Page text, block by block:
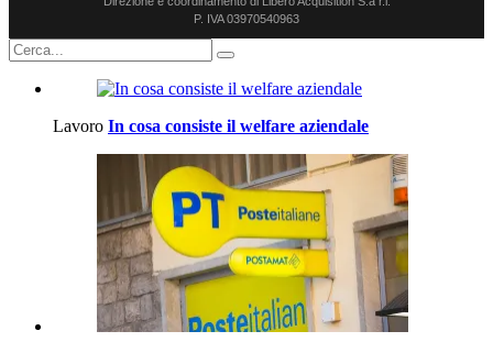
P. IVA 03970540963
Lavoro In cosa consiste il welfare aziendale